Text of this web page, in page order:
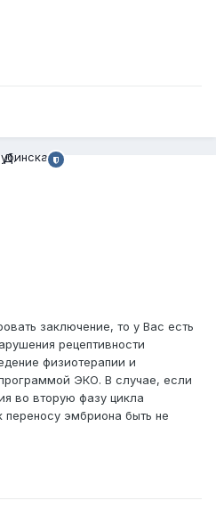
заключение, то у Вас есть
рецептивности
физиотерапии и
ЭКО. В случае, если
во вторую фазу цикла
переносу эмбриона быть не